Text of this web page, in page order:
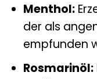
Menthol:
der als
empfunden
Rosmarinöl: